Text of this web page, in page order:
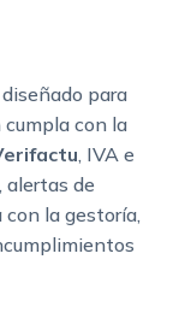
para
con la
, IVA e
alertas de
la gestoría,